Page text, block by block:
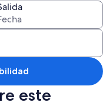
1 brindan
además de wifi gratis.
con Netflix y canales
este